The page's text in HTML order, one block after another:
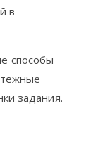
в
способы
задания.